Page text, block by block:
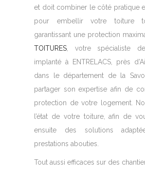
et doit combiner le côté pratique
pour embellir votre toiture
garantissant une protection
TOITURES , votre spécialiste
implanté à ENTRELACS, près
dans le département de la
partager son expertise afin de
protection de votre logement.
l’état de votre toiture, afin de
ensuite des solutions
prestations abouties.
Tout aussi efficaces sur des